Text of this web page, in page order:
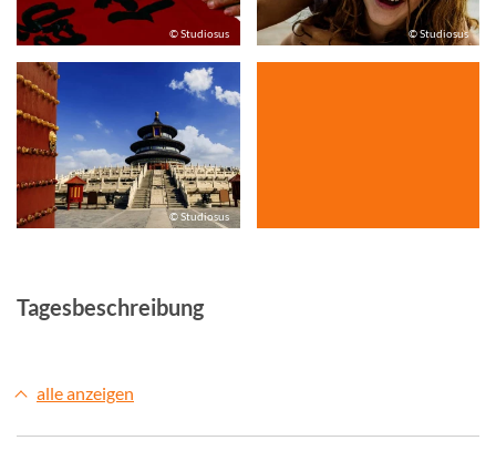
© Studiosus © Studiosus
© Studiosus
Tagesbeschreibung
alle anzeigen